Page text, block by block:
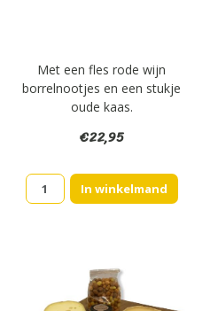
Met een fles rode wijn
borrelnootjes en een stukje
oude kaas.
€22,95
Geschenk
(4.)
In winkelmand